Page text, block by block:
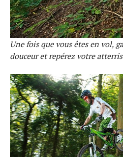
Une fois que vous êtes en vol,
douceur et repérez votre